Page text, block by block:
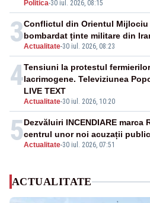
Politica-30 iul. 2026, 08:15
3Actualitate-30 iul. 2026, 08:23
Conflictul din Orientul Mijlociu
bombardat ținte militare din
4
Actualitate-30 iul. 2026, 10:20
Tensiuni la protestul
lacrimogene. Televiziunea
LIVE TEXT
5Actualitate-30 iul. 2026, 07:51
Dezvăluiri INCENDIARE marca
centrul unor noi acuzații
ACTUALITATE